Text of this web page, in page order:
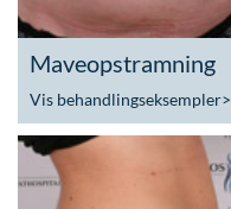
Maveopstramning
Vis behandlingseksempler>